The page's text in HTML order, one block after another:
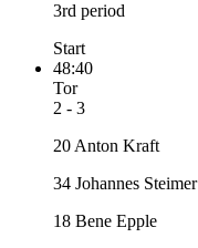
3rd period
Start
48:40
Tor
2 - 3
20 Anton Kraft
34 Johannes Steimer
18 Bene Epple